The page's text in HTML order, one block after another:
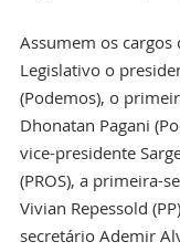
Assumem os cargos
Legislativo o
(Podemos), o
Dhonatan Pagani
vice-presidente
(PROS), a primeira-
Vivian Repessold
secretário Ademir